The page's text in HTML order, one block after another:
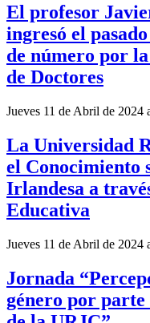
El profesor
ingresó el
de número por
de Doctores
Jueves 11 de Abril de 2024
La Universidad
el Conocimiento
Irlandesa a
Educativa
Jueves 11 de Abril de 2024
Jornada
género por